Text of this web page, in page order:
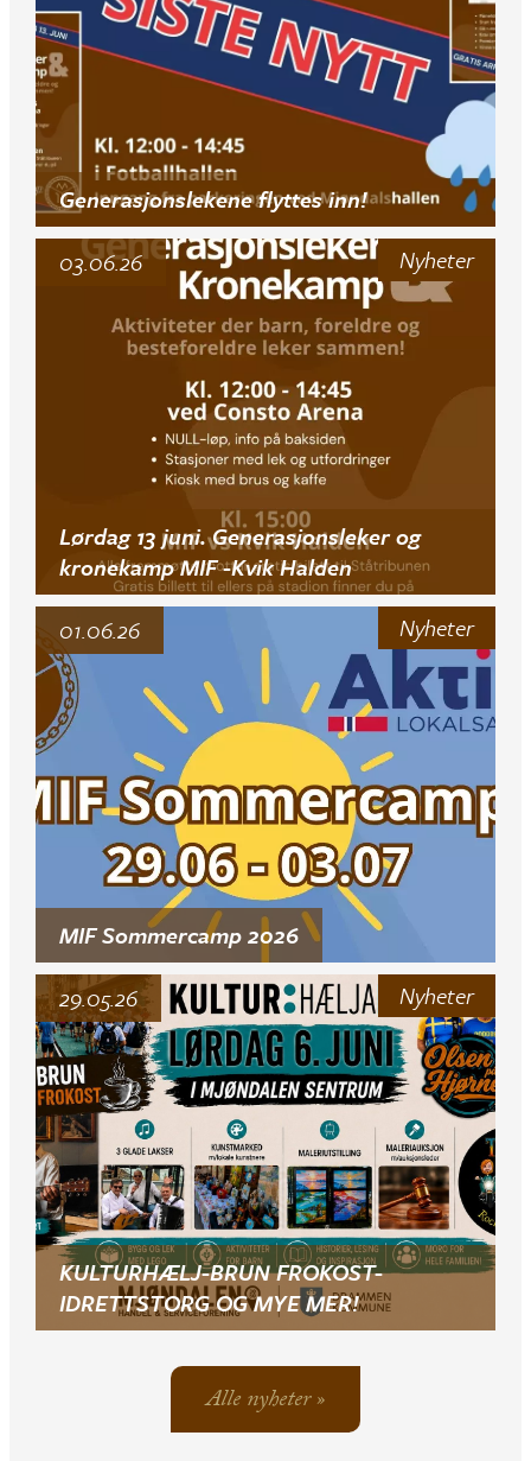
Generasjonslekene flyttes inn!
Nyheter
Lørdag 13 juni. Generasjonsleker og
kronekamp MIF -Kvik Halden
03.06.26
Nyheter
MIF Sommercamp 2026
01.06.26
Nyheter
KULTURHÆLJ-BRUN FROKOST-
IDRETTSTORG OG MYE MER!
29.05.26
Alle nyheter »